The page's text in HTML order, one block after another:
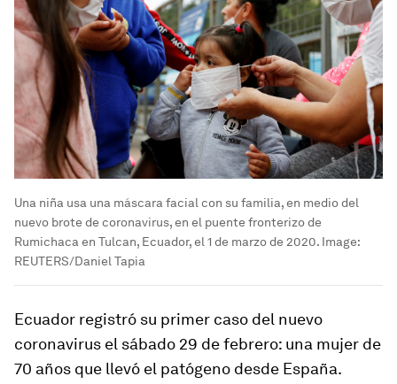
Una niña usa una máscara facial con su familia, en medio del
nuevo brote de coronavirus, en el puente fronterizo de
Rumichaca en Tulcan, Ecuador, el 1 de marzo de 2020. Image:
REUTERS/Daniel Tapia
Ecuador registró su primer caso del nuevo
coronavirus el sábado 29 de febrero: una mujer de
70 años que llevó el patógeno desde España.